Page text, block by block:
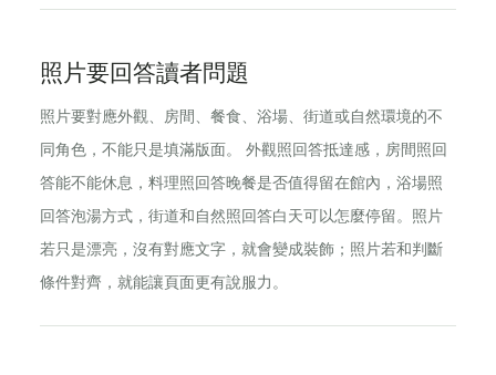
照片要回答讀者問題
照片要對應外觀、房間、餐食、浴場、街道或自然環境的不
同角色，不能只是填滿版面。 外觀照回答抵達感，房間照回
答能不能休息，料理照回答晚餐是否值得留在館內，浴場照
回答泡湯方式，街道和自然照回答白天可以怎麼停留。照片
若只是漂亮，沒有對應文字，就會變成裝飾；照片若和判斷
條件對齊，就能讓頁面更有說服力。